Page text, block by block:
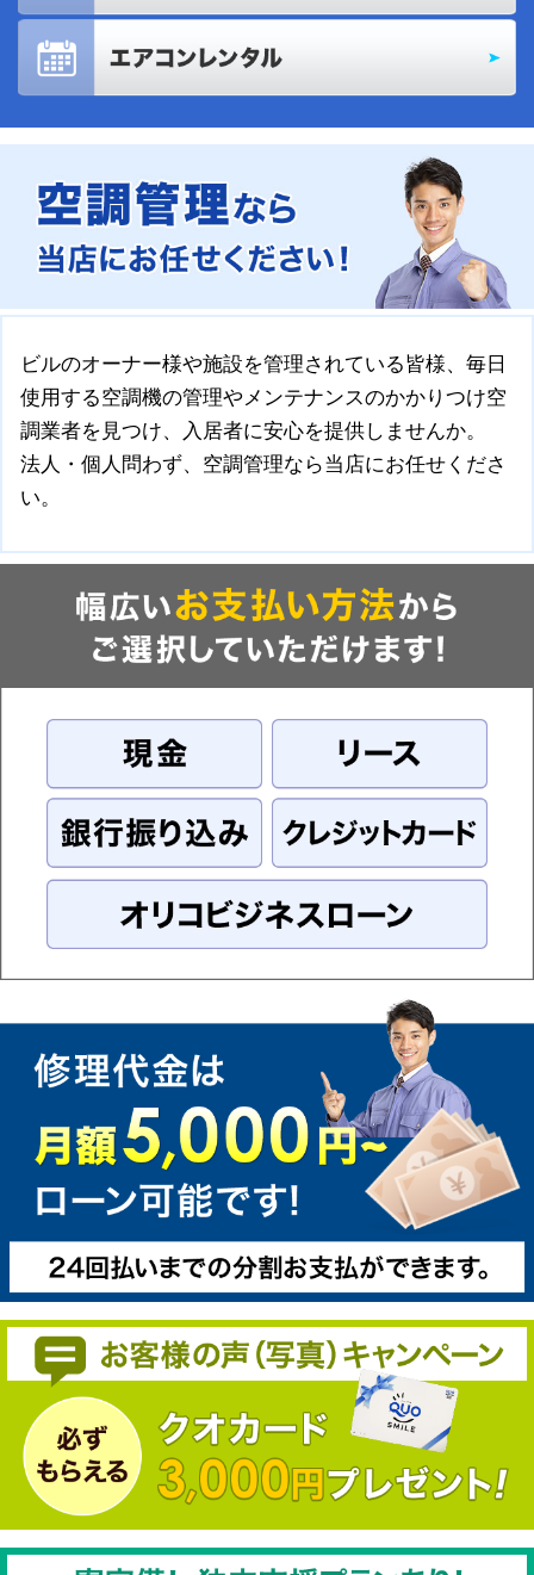
ビルのオーナー様や施設を管理されている皆様、毎日
使用する空調機の管理やメンテナンスのかかりつけ空
調業者を見つけ、入居者に安心を提供しませんか。
法人・個人問わず、空調管理なら当店にお任せくださ
い。